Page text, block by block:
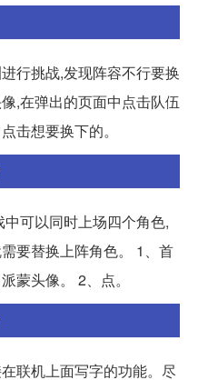
行挑战,发现阵容不行要换
,在弹出的页面中点击队伍
击想要换下的。
可以同时上场四个角色,
要替换上阵角色。 1、首
蒙头像。 2、点。
联机上面写字的功能。尽